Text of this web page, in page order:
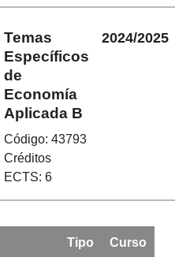
Temas
Específicos
de
Economía
Aplicada B
Código: 43793
Créditos
ECTS: 6
2024/2025
Tipo Curso